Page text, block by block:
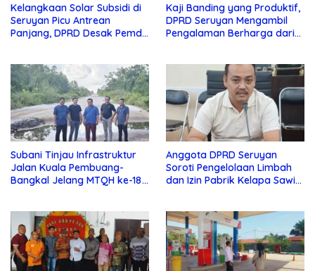
Kelangkaan Solar Subsidi di
Seruyan Picu Antrean
Panjang, DPRD Desak Pemda
Kaji Banding yang Produktif,
DPRD Seruyan Mengambil
Pengalaman Berharga dari
Subani Tinjau Infrastruktur
Jalan Kuala Pembuang-
Bangkal Jelang MTQH ke-18
Anggota DPRD Seruyan
Soroti Pengelolaan Limbah
dan Izin Pabrik Kelapa Sawit